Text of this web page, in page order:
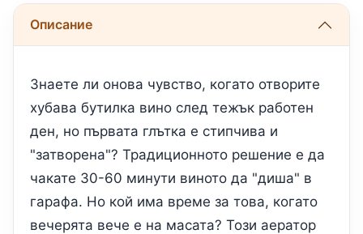
Описание
Знаете ли онова чувство, когато отворите
хубава бутилка вино след тежък работен
ден, но първата глътка е стипчива и
"затворена"? Традиционното решение е да
чакате 30-60 минути виното да "диша" в
гарафа. Но кой има време за това, когато
вечерята вече е на масата? Този аератор